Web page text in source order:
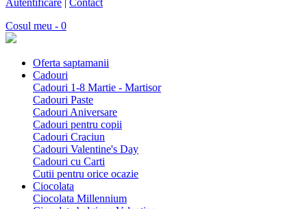
Autentificare | Contact
Cosul meu - 0
Oferta saptamanii
Cadouri
Cadouri 1-8 Martie - Martisor
Cadouri Paste
Cadouri Aniversare
Cadouri pentru copii
Cadouri Craciun
Cadouri Valentine's Day
Cadouri cu Carti
Cutii pentru orice ocazie
Ciocolata
Ciocolata Millennium